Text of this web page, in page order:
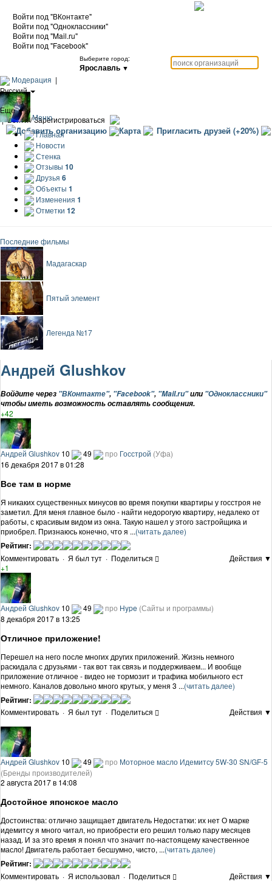
Войти под "ВКонтакте"
Войти под "Одноклассники"
Войти под "Mail.ru"
Войти под "Facebook"
Выберите город:
Ярославль ▼
Модерация |
Русский
|
Еще
|Войти / Зарегистрироваться
Добавить организацию Карта Пригласить друзей (+20%)
Меню
Главная
Новости
Стенка
Отзывы 10
Друзья 6
Объекты 1
Изменения 1
Отметки 12
Последние фильмы
Мадагаскар
Пятый элемент
Легенда №17
Андрей Glushkov
Войдите через "ВКонтакте", "Facebook", "Mail.ru"или "Одноклассники"
чтобы иметь возможность оставлять сообщения.
+42
Андрей Glushkov 10 49 про Госстрой (Уфа)
16 декабря 2017 в 01:28
Все там в норме
Я никаких существенных минусов во время покупки квартиры у госстроя не
заметил. Для меня главное было - найти недорогую квартиру, недалеко от
работы, с красивым видом из окна. Такую нашел у этого застройщика и
приобрел. Признаюсь конечно, что я ...(читать далее)
Рейтинг:
Комментировать · Я был тут · Поделиться
Действия ▼
+1
Андрей Glushkov 10 49 про Hype (Сайты и программы)
8 декабря 2017 в 13:25
Отличное приложение!
Перешел на него после многих других приложений. Жизнь немного
раскидала с друзьями - так вот так связь и поддерживаем... И вообще
приложение отличное - видео не тормозит и трафика мобильного ест
немного. Каналов довольно много крутых, у меня 3 ...(читать далее)
Рейтинг:
Комментировать · Я был тут · Поделиться Действия ▼
Андрей Glushkov 10 49 про Моторное масло Идемитсу 5W-30 SN/GF-5
(Бренды производителей)
2 августа 2017 в 14:08
Достойное японское масло
Достоинства: отлично защищает двигатель Недостатки: их нет О марке
идемитсу я много читал, но приобрести его решил только пару месяцев
назад. И за это время я понял что значит по-настоящему качественное
масло! Двигатель работает бесшумно, чисто, ...(читать далее)
Рейтинг:
Комментировать · Я использовал · Поделиться
Действия ▼